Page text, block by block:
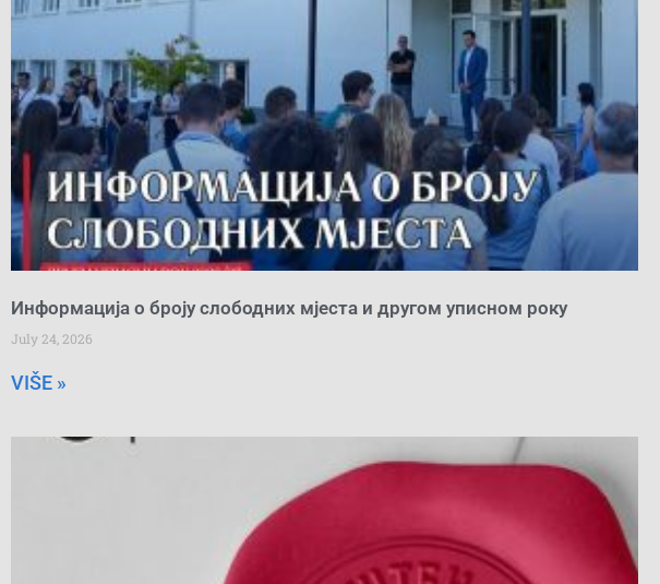
Информација о броју слободних мјеста и другом уписном року
July 24, 2026
VIŠE »